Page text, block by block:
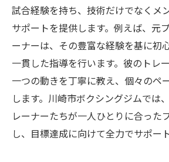
試合経験を持ち、技術だけでなくメ
サポートを提供します。例えば、元
ーナーは、その豊富な経験を基に初
一貫した指導を行います。彼のトレ
一つの動きを丁寧に教え、個々のペ
します。川崎市ボクシングジムでは
レーナーたちが一人ひとりに合った
し、目標達成に向けて全力でサポー